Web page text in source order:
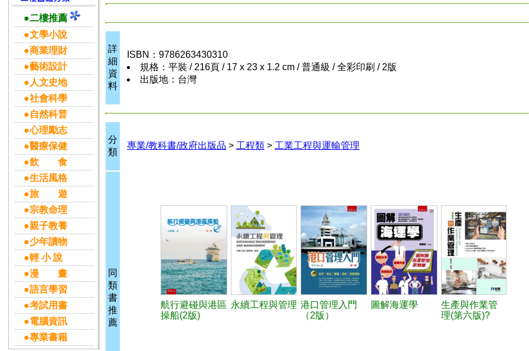
●二樓推薦
●文學小說
●商業理財
●藝術設計
●人文史地
●社會科學
●自然科普
●心理勵志
●醫療保健
●飲 食
●生活風格
●旅 遊
●宗教命理
●親子教養
●少年讀物
●輕 小 說
●漫 畫
●語言學習
●考試用書
●電腦資訊
●專業書籍
詳
細
資
料
ISBN：9786263430310
規格：平裝 / 216頁 / 17 x 23 x 1.2 cm / 普通級 / 全彩印刷 / 2版
出版地：台灣
分
類
專業/教科書/政府出版品 > 工程類 > 工業工程與運輸管理
同
類
書
推
薦
航行避碰與港區
操船(2版)
永續工程與管理 港口管理入門
（2版）
圖解海運學
生產與作業管
理(第六版)?